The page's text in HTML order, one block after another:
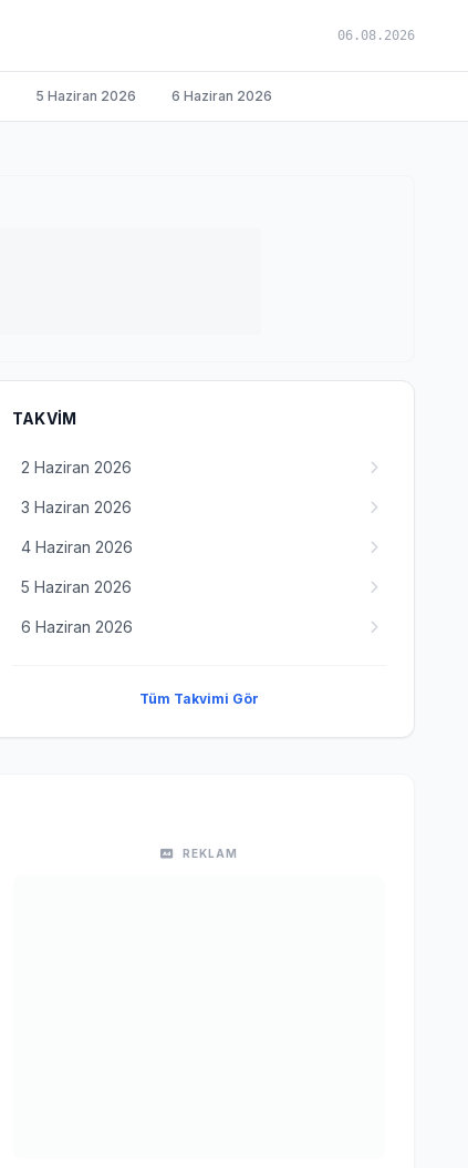
06.08.2026
5 Haziran 2026 6 Haziran 2026
TAKVIM
2 Haziran 2026
3 Haziran 2026
4 Haziran 2026
5 Haziran 2026
6 Haziran 2026
Tüm Takvimi Gör
REKLAM